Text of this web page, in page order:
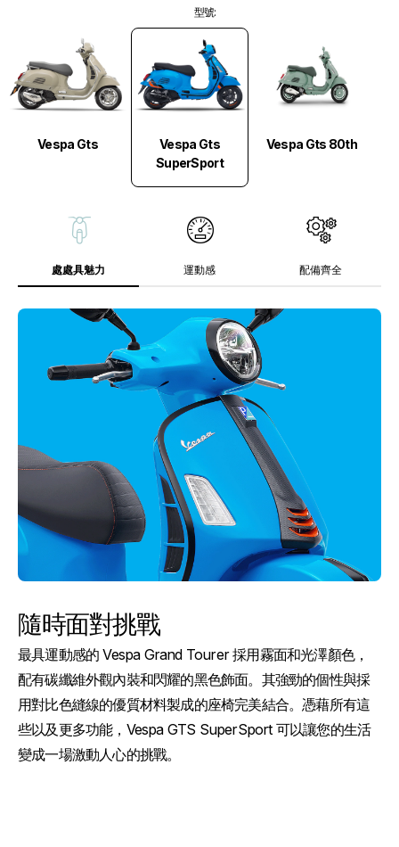
型號:
Vespa Gts
Vespa Gts
SuperSport
Vespa Gts 80th
處處具魅力 運動感 配備齊全
隨時面對挑戰
最具運動感的 Vespa Grand Tourer 採用霧面和光澤顏色，
配有碳纖維外觀內裝和閃耀的黑色飾面。其強勁的個性與採
用對比色縫線的優質材料製成的座椅完美結合。憑藉所有這
些以及更多功能，Vespa GTS SuperSport 可以讓您的生活
變成一場激動人心的挑戰。